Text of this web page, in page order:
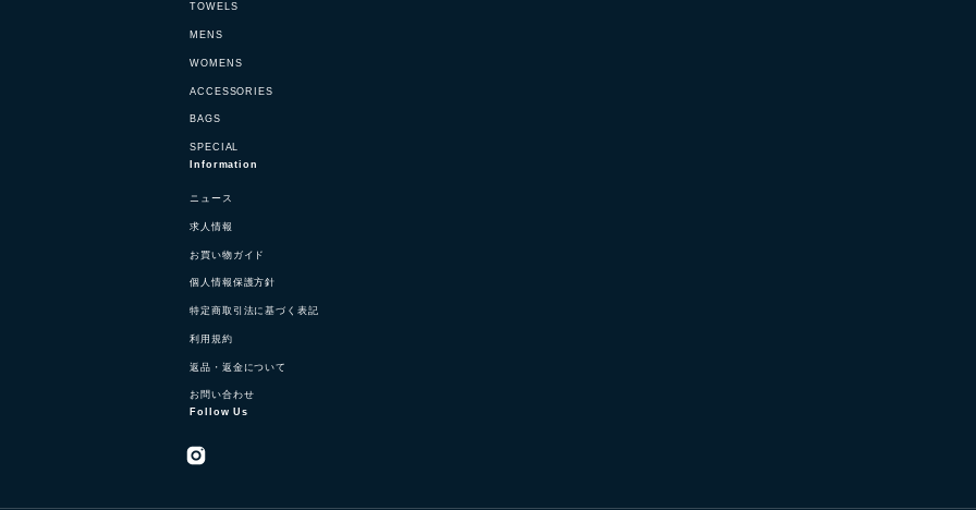
TOWELS
MENS
WOMENS
ACCESSORIES
BAGS
SPECIAL
Information
ニュース
求人情報
お買い物ガイド
個人情報保護方針
特定商取引法に基づく表記
利用規約
返品・返金について
お問い合わせ
Follow Us
Instagram